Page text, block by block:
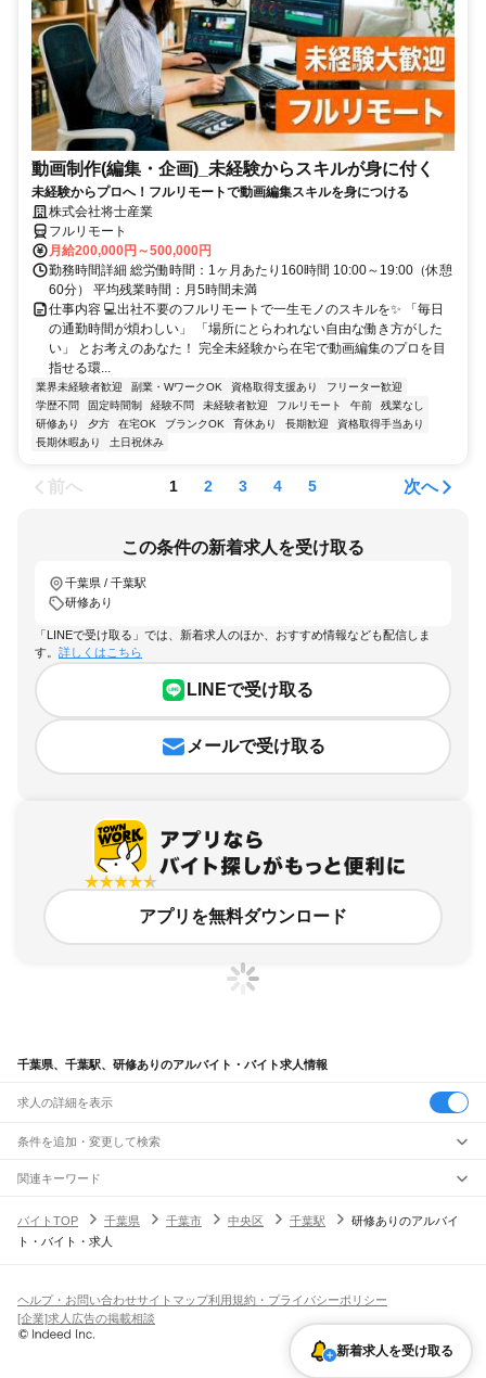
動画制作(編集・企画)_未経験からスキルが身に付く
未経験からプロへ！フルリモートで動画編集スキルを身につける
株式会社将士産業
フルリモート
月給200,000円～500,000円
勤務時間詳細 総労働時間：1ヶ月あたり160時間 10:00～19:00（休憩
60分） 平均残業時間：月5時間未満
仕事内容 💻出社不要のフルリモートで一生モノのスキルを✨ 「毎日
の通勤時間が煩わしい」 「場所にとらわれない自由な働き方がした
い」 とお考えのあなた！ 完全未経験から在宅で動画編集のプロを目
指せる環...
業界未経験者歓迎 副業・WワークOK 資格取得支援あり
フリーター歓迎
学歴不問
固定時間制 経験不問 未経験者歓迎 フルリモート 午前
残業なし
研修あり
夕方 在宅OK ブランクOK 育休あり 長期歓迎
資格取得手当あり
長期休暇あり
土日祝休み
前へ 1 2 3 4 5 次へ
この条件の新着求人を受け取る
千葉県 / 千葉駅
研修あり
「LINEで受け取る」では、新着求人のほか、おすすめ情報なども配信しま
す。 詳しくはこちら
LINEで受け取る
メールで受け取る
アプリを無料ダウンロード
千葉県、千葉駅、研修ありのアルバイト・バイト求人情報
求人の詳細を表示
条件を追加・変更して検索
市区町村を追加・変更
千葉県すべて
千葉市 すべて
旭市習志野市柏市勝浦市市原市流山市八千代市我孫子市鴨川市鎌ケ谷市
君津市富津市浦安市 印西市白井市富里市南房総市
匝瑳市香取市 印旛郡 香取郡山武郡 長生郡夷隅郡
駅を追加・変更
JR中央・総武線
市川駅本八幡駅下総中山駅 津田沼駅幕張本郷駅幕張駅
新検見川駅
職種を追加・変更
飲食・フードサービスすべて
ホールスタッフキッチンスタッフ
パン屋（ベーカリー）
バー（BAR）・バーテンダー
飲食店（店長・マネージャー）
人気
日払いOK高校生歓迎 髪型・髪色自由
留学生・外国人活躍中
雇用形態を追加・変更
関連キーワード
バイトTOP
千葉県 千葉市 中央区 千葉駅
研修ありのアルバイ
ト・バイト・求人
新着求人を受け取る
ヘルプ・お問い合わせサイトマップ利用規約・プライバシーポリシー
[企業]求人広告の掲載相談